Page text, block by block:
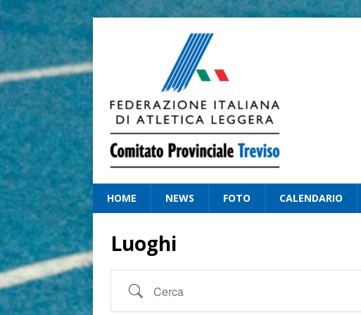
HOME NEWS FOTO CALENDARIO
Luoghi